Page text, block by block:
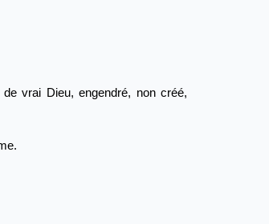
vrai Dieu, engendré, non créé,